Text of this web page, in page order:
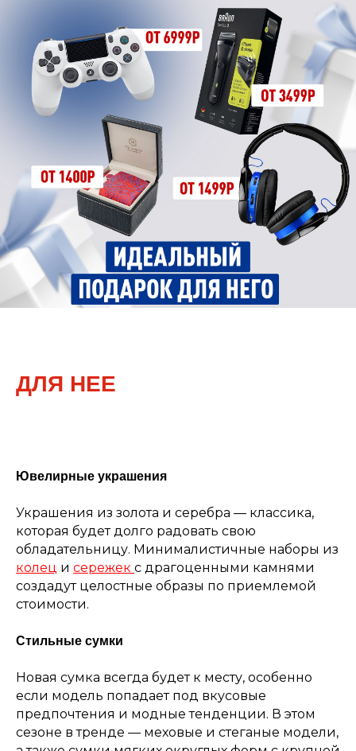
ДЛЯ НЕЕ
Ювелирные украшения
Украшения из золота и серебра — классика,
которая будет долго радовать свою
обладательницу. Минималистичные наборы из
колец и сережек с драгоценными камнями
создадут целостные образы по приемлемой
стоимости.
Стильные сумки
Новая сумка всегда будет к месту, особенно
если модель попадает под вкусовые
предпочтения и модные тенденции. В этом
сезоне в тренде — меховые и стеганые модели,